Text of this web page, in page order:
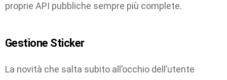
proprie API pubbliche sempre più complete.
Gestione Sticker
La novità che salta subito all’occhio dell’utente